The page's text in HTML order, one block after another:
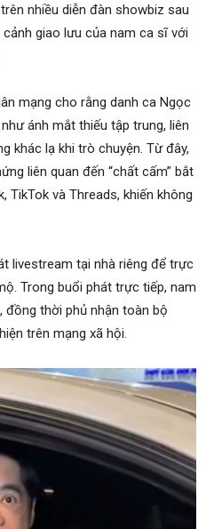
nhiều diễn đàn showbiz sau
giao lưu của nam ca sĩ với
mạng cho rằng danh ca Ngọc
ánh mắt thiếu tập trung, liên
khác lạ khi trò chuyện. Từ đây,
liên quan đến “chất cấm” bắt
TikTok và Threads, khiến không
livestream tại nhà riêng để trực
Trong buổi phát trực tiếp, nam
thời phủ nhận toàn bộ
trên mạng xã hội.